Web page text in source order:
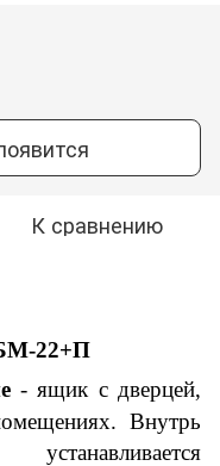
К сравнению
22+П
- ящик с дверцей,
Внутрь
устанавливается